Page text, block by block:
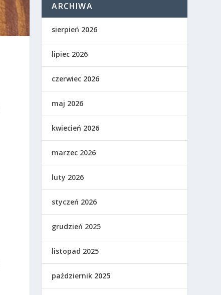
ARCHIWA
sierpień 2026
lipiec 2026
czerwiec 2026
maj 2026
kwiecień 2026
marzec 2026
luty 2026
styczeń 2026
grudzień 2025
listopad 2025
październik 2025